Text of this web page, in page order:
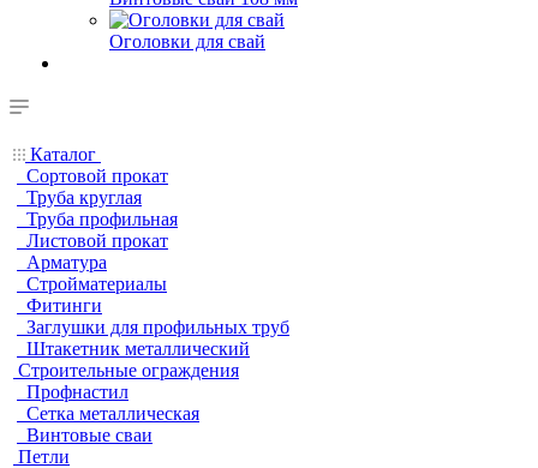
Оголовки для свай
Каталог
Сортовой прокат
Труба круглая
Труба профильная
Листовой прокат
Арматура
Стройматериалы
Фитинги
Заглушки для профильных труб
Штакетник металлический
Строительные ограждения
Профнастил
Сетка металлическая
Винтовые сваи
Петли